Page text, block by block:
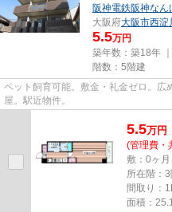
阪神電鉄阪神なん
大阪府大阪市西淀
5.5万円
築年数：築18年
階数：5階建
ペット飼育可能。敷金・礼金ゼロ。広
屋。駅近物件。
5.5万円
(管理費・
敷：0ヶ
所在階：
間取り：
面積：